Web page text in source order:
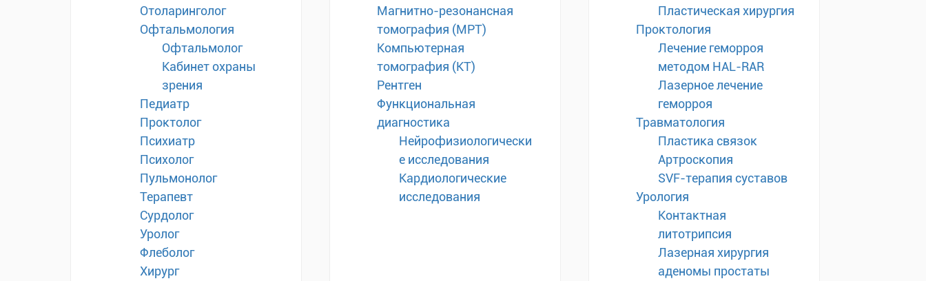
Отоларинголог
Офтальмология
Офтальмолог
Кабинет охраны
зрения
Педиатр
Проктолог
Психиатр
Психолог
Пульмонолог
Терапевт
Сурдолог
Уролог
Флеболог
Хирург
Магнитно-резонансная
томография (МРТ)
Компьютерная
томография (КТ)
Рентген
Функциональная
диагностика
Нейрофизиологически
е исследования
Кардиологические
исследования
Пластическая хирургия
Проктология
Лечение геморроя
методом HAL-RAR
Лазерное лечение
геморроя
Травматология
Пластика связок
Артроскопия
SVF-терапия суставов
Урология
Контактная
литотрипсия
Лазерная хирургия
аденомы простаты